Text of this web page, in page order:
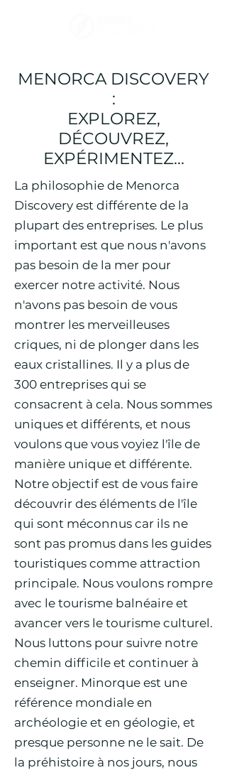
MENORCA DISCOVERY
:
EXPLOREZ,
DÉCOUVREZ,
EXPÉRIMENTEZ...
La philosophie de Menorca
Discovery est différente de la
plupart des entreprises. Le plus
important est que nous n'avons
pas besoin de la mer pour
exercer notre activité. Nous
n'avons pas besoin de vous
montrer les merveilleuses
criques, ni de plonger dans les
eaux cristallines. Il y a plus de
300 entreprises qui se
consacrent à cela. Nous sommes
uniques et différents, et nous
voulons que vous voyiez l'île de
manière unique et différente.
Notre objectif est de vous faire
découvrir des éléments de l'île
qui sont méconnus car ils ne
sont pas promus dans les guides
touristiques comme attraction
principale. Nous voulons rompre
avec le tourisme balnéaire et
avancer vers le tourisme culturel.
Nous luttons pour suivre notre
chemin difficile et continuer à
enseigner. Minorque est une
référence mondiale en
archéologie et en géologie, et
presque personne ne le sait. De
la préhistoire à nos jours, nous